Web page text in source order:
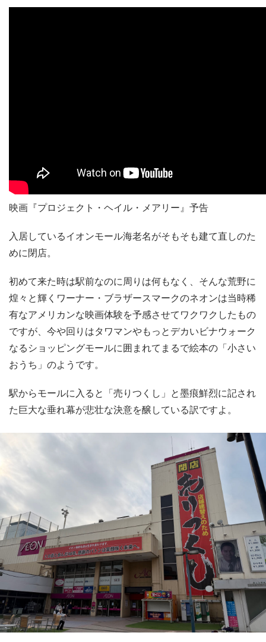
映画『プロジェクト・ヘイル・メアリー』予告
入居しているイオンモール海老名がそもそも建て直しのた
めに閉店。
初めて来た時は駅前なのに周りは何もなく、そんな荒野に
煌々と輝くワーナー・ブラザースマークのネオンは当時稀
有なアメリカンな映画体験を予感させてワクワクしたもの
ですが、今や回りはタワマンやもっとデカいビナウォーク
なるショッピングモールに囲まれてまるで絵本の「小さい
おうち」のようです。
駅からモールに入ると「売りつくし」と墨痕鮮烈に記され
た巨大な垂れ幕が悲壮な決意を醸している訳ですよ。